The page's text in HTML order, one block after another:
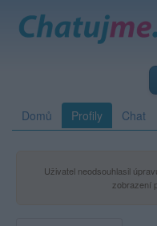
Domů Profily Chat
Uživatel neodsouhlasil
zobrazení